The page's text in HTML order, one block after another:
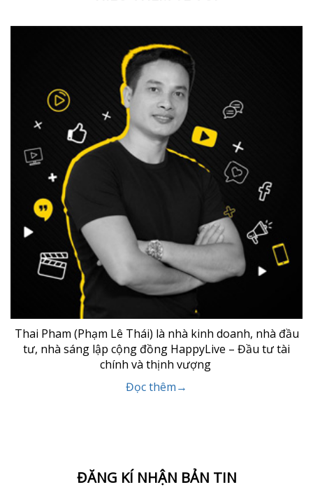
Thai Pham (Phạm Lê Thái) là nhà kinh doanh, nhà đầu
tư, nhà sáng lập cộng đồng HappyLive – Đầu tư tài
chính và thịnh vượng
Đọc thêm→
ĐĂNG KÍ NHẬN BẢN TIN